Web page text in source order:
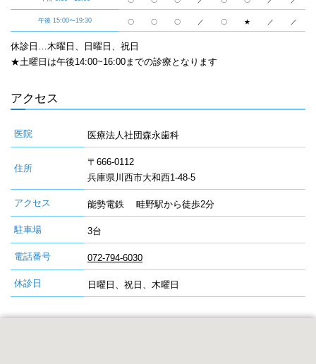
午後 15:00〜19:30 〇 〇 〇 ／ 〇 ★ ／ ／
休診日…木曜日、日曜日、祝日
★土曜日は午後14:00~16:00までの診療となります
アクセス
医院 医療法人社団森永歯科
住所
〒666-0112
兵庫県川西市大和西1-48-5
アクセス 能勢電鉄 畦野駅から徒歩2分
駐車場 3台
電話番号 072-794-6030
休診日 日曜日、祝日、木曜日